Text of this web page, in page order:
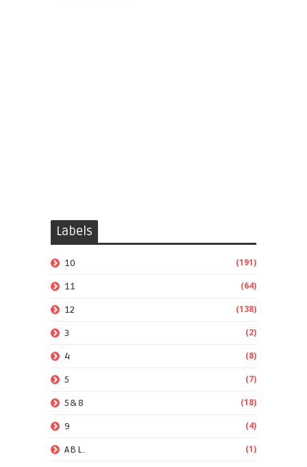
Labels
10 (191)
11 (64)
12 (138)
3 (2)
4 (8)
5 (7)
5&8 (18)
9 (4)
ABL. (1)